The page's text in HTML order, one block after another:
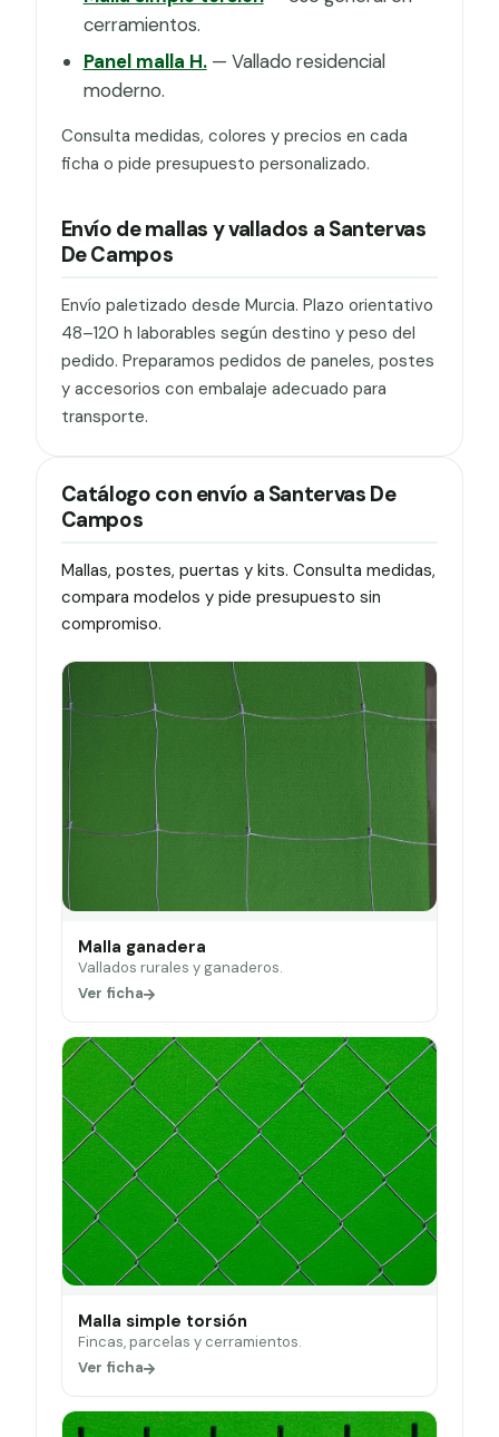
cerramientos.
Panel malla H.— Vallado residencial
moderno.
Consulta medidas, colores y precios en cada
ficha o pide presupuesto personalizado.
Envío de mallas y vallados a Santervas
De Campos
Envío paletizado desde Murcia. Plazo orientativo
48–120 h laborables según destino y peso del
pedido. Preparamos pedidos de paneles, postes
y accesorios con embalaje adecuado para
transporte.
Catálogo con envío a Santervas De
Campos
Mallas, postes, puertas y kits. Consulta medidas,
compara modelos y pide presupuesto sin
compromiso.
Malla ganadera
Vallados rurales y ganaderos.
Ver ficha
Malla simple torsión
Fincas, parcelas y cerramientos.
Ver ficha